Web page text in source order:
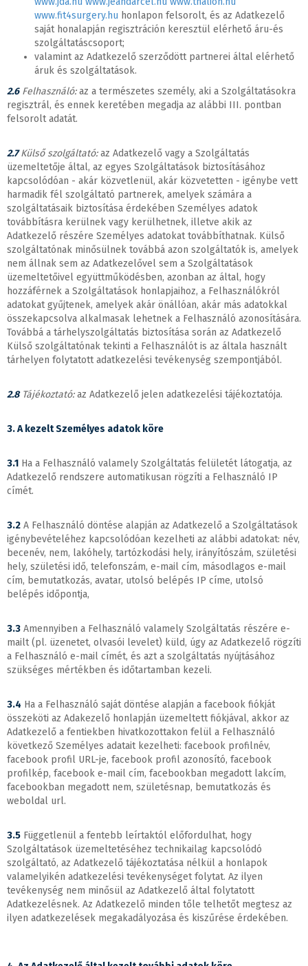
www.fit4surgery.hu honlapon felsorolt, és az Adatkezelő
saját honalapján regisztráción keresztül elérhető áru-és
szolgáltatáscsoport;
valamint az Adatkezelő szerződött partnerei által elérhető
áruk és szolgáltatások.
2.6Felhasználó:az a természetes személy, aki a Szolgáltatásokra
regisztrál, és ennek keretében megadja az alábbi III. pontban
felsorolt adatát.
2.7Külső szolgáltató:az Adatkezelő vagy a Szolgáltatás
üzemeltetője által, az egyes Szolgáltatások biztosításához
kapcsolódóan - akár közvetlenül, akár közvetetten - igénybe vett
harmadik fél szolgáltató partnerek, amelyek számára a
szolgáltatásaik biztosítása érdekében Személyes adatok
továbbításra kerülnek vagy kerülhetnek, illetve akik az
Adatkezelő részére Személyes adatokat továbbíthatnak. Külső
szolgáltatónak minősülnek továbbá azon szolgáltatók is, amelyek
nem állnak sem az Adatkezelővel sem a Szolgáltatások
üzemeltetőivel együttműködésben, azonban az által, hogy
hozzáférnek a Szolgáltatások honlapjaihoz, a Felhasználókról
adatokat gyűjtenek, amelyek akár önállóan, akár más adatokkal
összekapcsolva alkalmasak lehetnek a Felhasználó azonosítására.
Továbbá a tárhelyszolgáltatás biztosítása során az Adatkezelő
Külső szolgáltatónak tekinti a Felhasználót is az általa használt
tárhelyen folytatott adatkezelési tevékenység szempontjából.
2.8Tájékoztató:az Adatkezelő jelen adatkezelési tájékoztatója.
3. A kezelt Személyes adatok köre
3.1 Ha a Felhasználó valamely Szolgáltatás felületét látogatja, az
Adatkezelő rendszere automatikusan rögzíti a Felhasználó IP
címét.
3.2 A Felhasználó döntése alapján az Adatkezelő a Szolgáltatások
igénybevételéhez kapcsolódóan kezelheti az alábbi adatokat: név,
becenév, nem, lakóhely, tartózkodási hely, irányítószám, születési
hely, születési idő, telefonszám, e-mail cím, másodlagos e-mail
cím, bemutatkozás, avatar, utolsó belépés IP címe, utolsó
belépés időpontja,
3.3 Amennyiben a Felhasználó valamely Szolgáltatás részére e-
mailt (pl. üzenetet, olvasói levelet) küld, úgy az Adatkezelő rögzíti
a Felhasználó e-mail címét, és azt a szolgáltatás nyújtásához
szükséges mértékben és időtartamban kezeli.
3.4 Ha a Felhasználó saját döntése alapján a facebook fiókját
összeköti az Adakezelő honlapján üzemeltett fiókjával, akkor az
Adatkezelő a fentiekben hivatkozottakon felül a Felhasználó
következő Személyes adatait kezelheti: facebook profilnév,
facebook profil URL-je, facebook profil azonosító, facebook
profilkép, facebook e-mail cím, facebookban megadott lakcím,
facebookban megadott nem, születésnap, bemutatkozás és
weboldal url.
3.5 Függetlenül a fentebb leírtaktól előfordulhat, hogy
Szolgáltatások üzemeltetéséhez technikailag kapcsolódó
szolgáltató, az Adatkezelő tájékoztatása nélkül a honlapok
valamelyikén adatkezelési tevékenységet folytat. Az ilyen
tevékenység nem minősül az Adatkezelő által folytatott
Adatkezelésnek. Az Adatkezelő minden tőle telhetőt megtesz az
ilyen adatkezelések megakadályozása és kiszűrése érdekében.